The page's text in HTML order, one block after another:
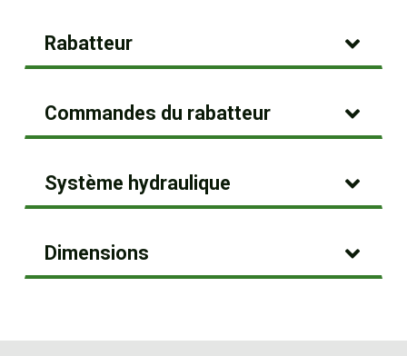
Rabatteur
Commandes du rabatteur
Système hydraulique
Dimensions